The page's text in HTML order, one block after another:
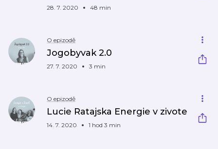
28. 7. 2020 48 min
O epizodě
Jogobyvak 2.0
27. 7. 2020 3 min
O epizodě
Lucie Ratajska Energie v zivote
14. 7. 2020 1 hod 3 min